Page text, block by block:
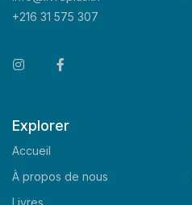
+216 31 575 307
Explorer
Accueil
À propos de nous
Livres